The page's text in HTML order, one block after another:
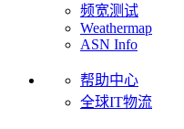
频宽测试
Weathermap
ASN Info
帮助中心
全球IT物流